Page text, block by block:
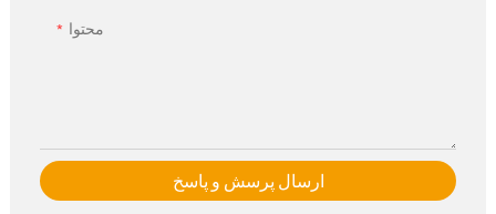
محتوا
ارسال پرسش و پاسخ